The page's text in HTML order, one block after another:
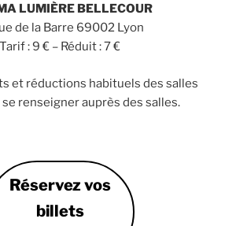
LUMIÈRE BELLECOUR
de la Barre 69002 Lyon
Tarif : 9 € – Réduit : 7 €
et réductions habituels des salles
renseigner auprès des salles.
Réservez vos
billets